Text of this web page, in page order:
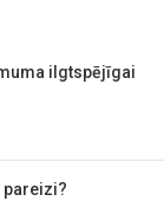
ilgtspējīgai
pareizi?